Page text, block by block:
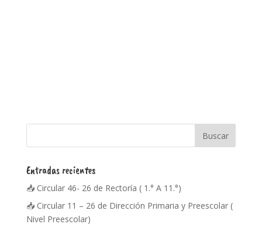
Entradas recientes
📥 Circular 46- 26 de Rectoría ( 1.° A 11.°)
📥 Circular 11 – 26 de Dirección Primaria y Preescolar (
Nivel Preescolar)